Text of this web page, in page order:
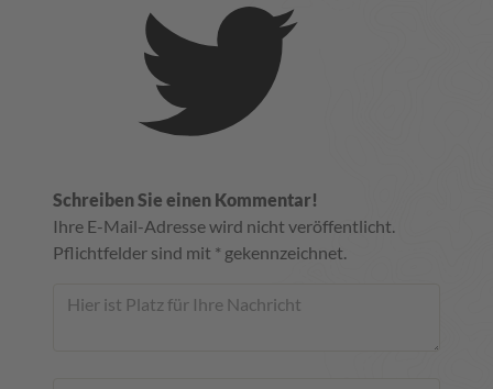
Schreiben Sie einen Kommentar!
Ihre E-Mail-Adresse wird nicht veröffentlicht.
Pflichtfelder sind mit * gekennzeichnet.